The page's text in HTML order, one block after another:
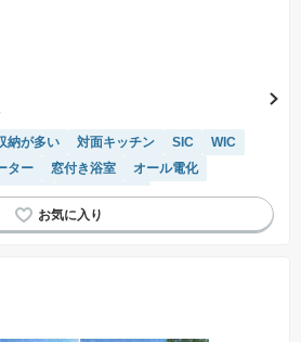
納が多い 対面キッチン SIC
WIC
ター 窓付き浴室
オール電化
乾燥機
温水洗浄便座